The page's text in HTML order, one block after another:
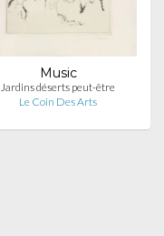
Music
Jardins déserts peut-être
Le Coin Des Arts